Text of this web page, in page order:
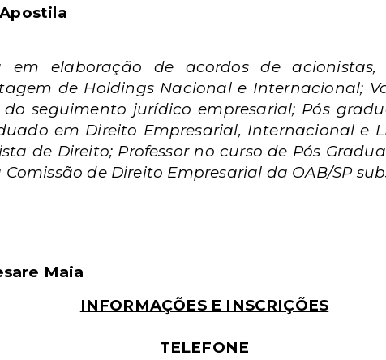
em elaboração de acordos de acionistas,
de Holdings Nacional e Internacional;
seguimento jurídico empresarial; Pós
em Direito Empresarial, Internacional e
de Direito; Professor no curso de Pós
Comissão de Direito Empresarial da OAB/SP
Maia
INFORMAÇÕES E INSCRIÇÕES
TELEFONE